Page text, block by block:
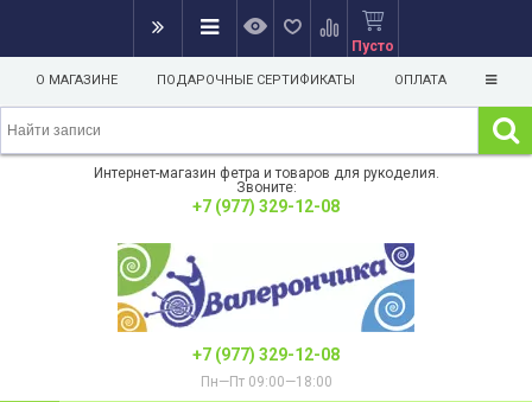
Пусто
О МАГАЗИНЕ ПОДАРОЧНЫЕ СЕРТИФИКАТЫ ОПЛАТА
Интернет-магазин фетра и товаров для рукоделия.
Звоните:
+7 (977) 329-12-08
+7 (977) 329-12-08
Пн—Пт 09:00—18:00